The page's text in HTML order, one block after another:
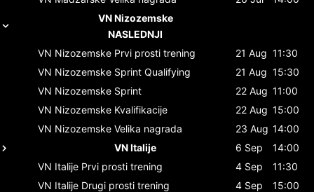
VN Nizozemske
NASLEDNJI
VN Nizozemske Prvi prosti trening 21 Aug 11:30
VN Nizozemske Sprint Qualifying 21 Aug 15:30
VN Nizozemske Sprint 22 Aug 11:00
VN Nizozemske Kvalifikacije 22 Aug 15:00
VN Nizozemske Velika nagrada 23 Aug 14:00
VN Italije
6 Sep
14:00
VN Italije Prvi prosti trening 4 Sep
11:30
VN Italije Drugi prosti trening 4 Sep
15:00